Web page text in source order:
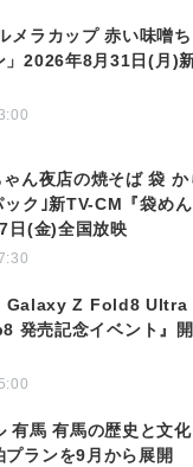
メラカップ 赤い味噌
」2026年8月31日(月)
ん夜店の焼そば 袋 か
ク｣新TV-CM『袋め
日(金)全国放映
Galaxy Z Fold8 Ultra
発売記念イベント』
有馬 有馬の歴史と文
プランを9月から展開